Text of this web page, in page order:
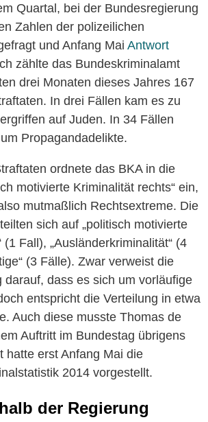
Quartal, bei der Bundesregierung
Zahlen der polizeilichen
und Anfang Mai Antwort
zählte das Bundeskriminalamt
drei Monaten dieses Jahres 167
In drei Fällen kam es zu
auf Juden. In 34 Fällen
Propagandadelikte.
ordnete das BKA in die
motivierte Kriminalität rechts“ ein,
mutmaßlich Rechtsextreme. Die
sich auf „politisch motivierte
(1 Fall), „Ausländerkriminalität“ (4
(3 Fälle). Zwar verweist die
darauf, dass es sich um vorläufige
entspricht die Verteilung in etwa
Auch diese musste Thomas de
Auftritt im Bundestag übrigens
hatte erst Anfang Mai die
2014 vorgestellt.
der Regierung